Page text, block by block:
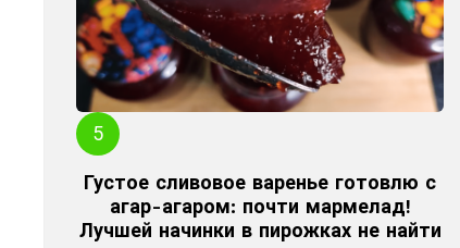
Густое сливовое варенье готовлю с
агар-агаром: почти мармелад!
Лучшей начинки в пирожках не найти